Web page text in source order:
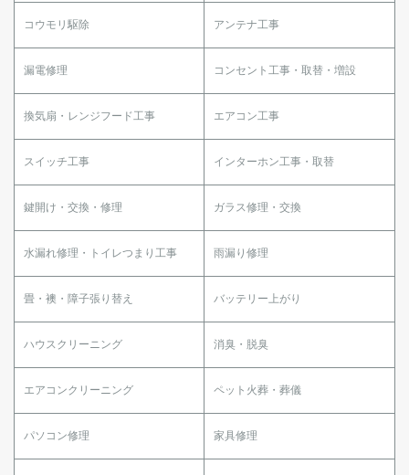
コウモリ駆除 アンテナ工事
漏電修理 コンセント工事・取替・増設
換気扇・レンジフード工事 エアコン工事
スイッチ工事 インターホン工事・取替
鍵開け・交換・修理 ガラス修理・交換
水漏れ修理・トイレつまり工事 雨漏り修理
畳・襖・障子張り替え バッテリー上がり
ハウスクリーニング 消臭・脱臭
エアコンクリーニング ペット火葬・葬儀
パソコン修理 家具修理